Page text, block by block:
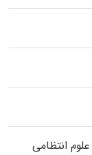
انتظامی